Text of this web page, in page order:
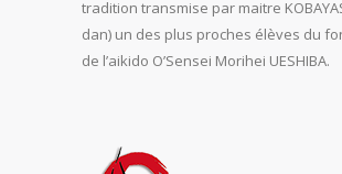
tradition transmise par maitre
dan) un des plus proches élèves du
de l’aikido O’Sensei Morihei UESHIBA.